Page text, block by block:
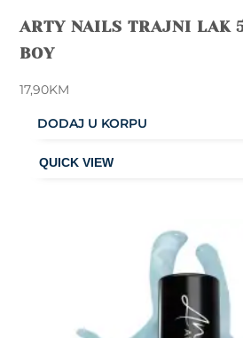
ARTY NAILS TRAJNI LAK
BOY
17,90KM
DODAJ U KORPU